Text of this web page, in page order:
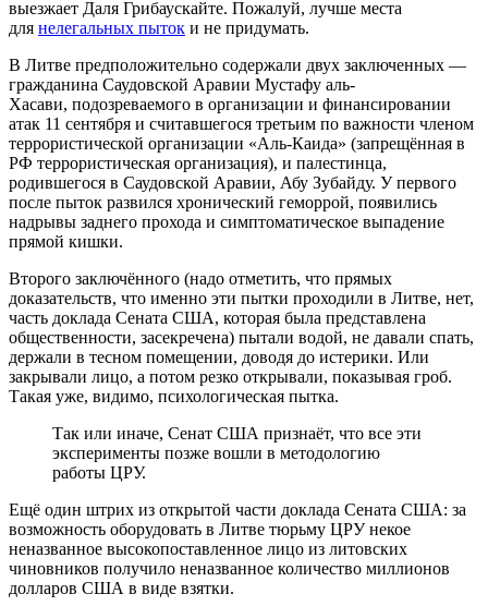
выезжает Даля Грибаускайте. Пожалуй, лучше места
для нелегальных пыток и не придумать.
В Литве предположительно содержали двух заключенных —
гражданина Саудовской Аравии Мустафу аль-
Хасави, подозреваемого в организации и финансировании
атак 11 сентября и считавшегося третьим по важности членом
террористической организации «Аль-Каида» (запрещённая в
РФ террористическая организация), и палестинца,
родившегося в Саудовской Аравии, Абу Зубайду. У первого
после пыток развился хронический геморрой, появились
надрывы заднего прохода и симптоматическое выпадение
прямой кишки.
Второго заключённого (надо отметить, что прямых
доказательств, что именно эти пытки проходили в Литве, нет,
часть доклада Сената США, которая была представлена
общественности, засекречена) пытали водой, не давали спать,
держали в тесном помещении, доводя до истерики. Или
закрывали лицо, а потом резко открывали, показывая гроб.
Такая уже, видимо, психологическая пытка.
Так или иначе, Сенат США признаёт, что все эти
эксперименты позже вошли в методологию
работы ЦРУ.
Ещё один штрих из открытой части доклада Сената США: за
возможность оборудовать в Литве тюрьму ЦРУ некое
неназванное высокопоставленное лицо из литовских
чиновников получило неназванное количество миллионов
долларов США в виде взятки.